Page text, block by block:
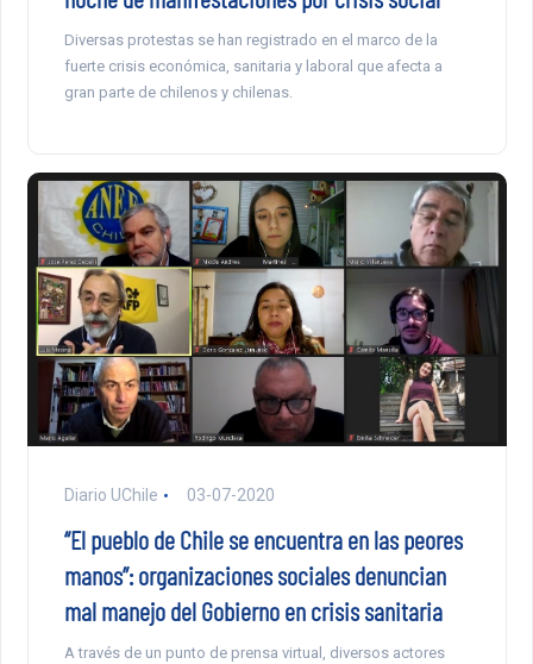
Diversas protestas se han registrado en el marco de la
fuerte crisis económica, sanitaria y laboral que afecta a
gran parte de chilenos y chilenas.
Diario UChile 03-07-2020
“El pueblo de Chile se encuentra en las peores
manos”: organizaciones sociales denuncian
mal manejo del Gobierno en crisis sanitaria
A través de un punto de prensa virtual, diversos actores